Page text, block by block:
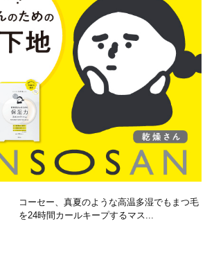
コーセー、真夏のような高温多湿でもまつ毛
を24時間カールキープするマス...